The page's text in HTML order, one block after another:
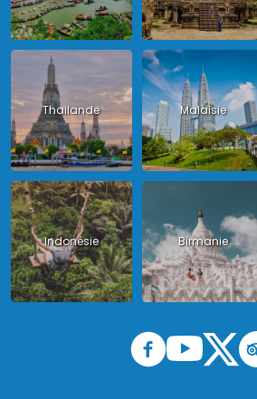
Thailande Malaisie
Indonésie Birmanie